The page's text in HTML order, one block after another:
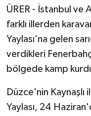
ÜRER - İstanbul ve
farklı illerden
Yaylası'na gelen
verdikleri
bölgede kamp
Düzce'nin Kaynaşlı
Yaylası, 24